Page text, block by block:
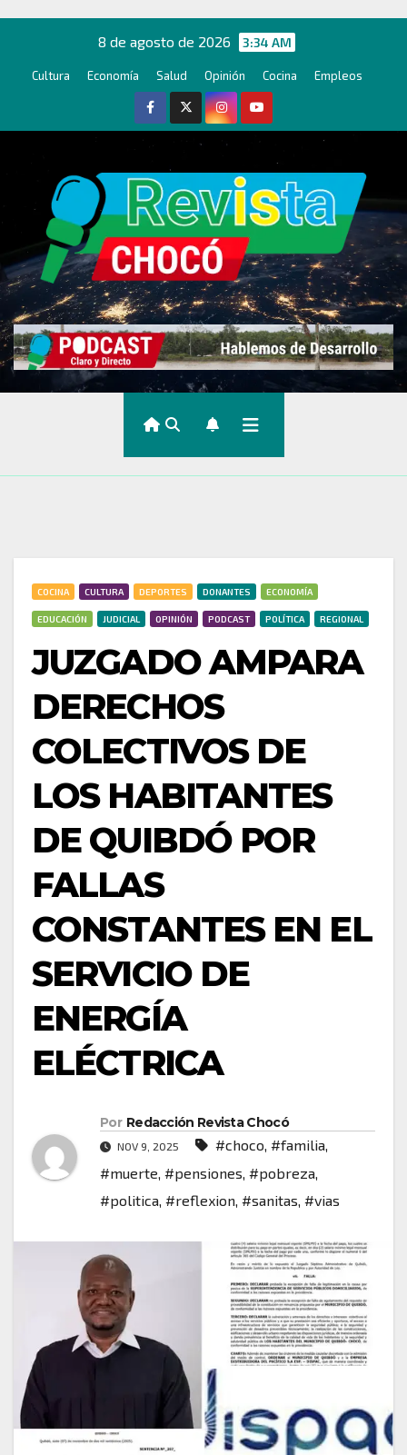
contenido
8 de agosto de 2026 3:34 AM
Cultura Economía Salud Opinión Cocina Empleos
COCINA CULTURA DEPORTES DONANTES ECONOMÍA
EDUCACIÓN JUDICIAL OPINIÓN PODCAST POLÍTICA REGIONAL
JUZGADO AMPARA
DERECHOS
COLECTIVOS DE
LOS HABITANTES
DE QUIBDÓ POR
FALLAS
CONSTANTES EN EL
SERVICIO DE
ENERGÍA
ELÉCTRICA
Por Redacción Revista Chocó
NOV 9, 2025 #choco, #familia,
#muerte, #pensiones, #pobreza,
#politica, #reflexion, #sanitas, #vias